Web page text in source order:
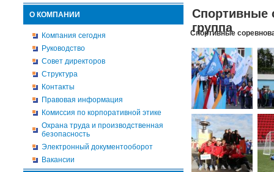
О КОМПАНИИ
Компания сегодня
Руководство
Совет директоров
Структура
Контакты
Правовая информация
Комиссия по корпоративной этике
Охрана труда и производственная
безопасность
Электронный документооборот
Вакансии
Спортивные
группа
Спортивные